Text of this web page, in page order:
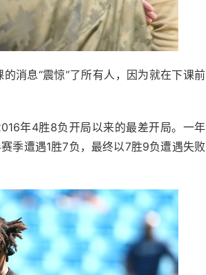
消息“震惊”了所有人，因为就在下课前
年4胜8负开局以来的最差开局。一年
季遭遇1胜7负，最终以7胜9负遭遇失败